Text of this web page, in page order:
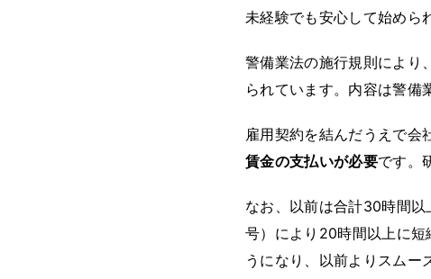
未経験でも安心して始めら
警備業法の施行規則により
られています。内容は警備
雇用契約を結んだうえで会
賃金の支払いが必要です。
なお、以前は合計30時間
号）により20時間以上に短
うになり、以前よりスムー